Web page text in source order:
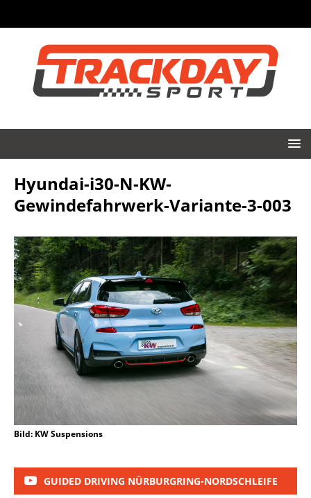
Hyundai-i30-N-KW-
Gewindefahrwerk-Variante-3-003
Bild: KW Suspensions
GUIDED DRIVING NÜRBURGRING-NORDSCHLEIFE